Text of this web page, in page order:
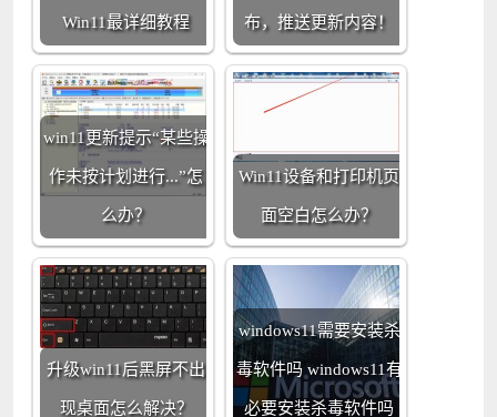
Win11最详细教程 布，推送更新内容！
win11更新提示“某些操
作未按计划进行...”怎
么办？
Win11设备和打印机页
面空白怎么办？
升级win11后黑屏不出
现桌面怎么解决？
windows11需要安装杀
毒软件吗 windows11有
必要安装杀毒软件吗